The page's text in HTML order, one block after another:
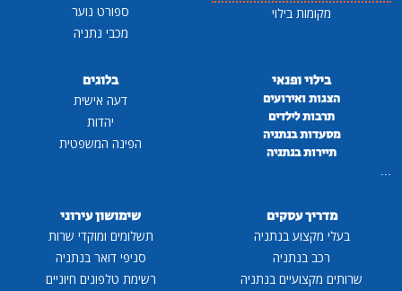
מקומות בילוי
ספורט נוער
מכבי נתניה
בילוי ופנאי
הצגות ואירועים
תרבות לילדים
מסעדות בנתניה
תיירות בנתניה
...
בלוגים
דעה אישית
יהדות
הפינה המשפטית
מדריך עסקים
בעלי מקצוע בנתניה
רכב בנתניה
שרותים מקצועיים בנתניה
שימושון עירוני
תשלומים ומוקדי שרות
סניפי דואר בנתניה
רשימת טלפונים חיוניים